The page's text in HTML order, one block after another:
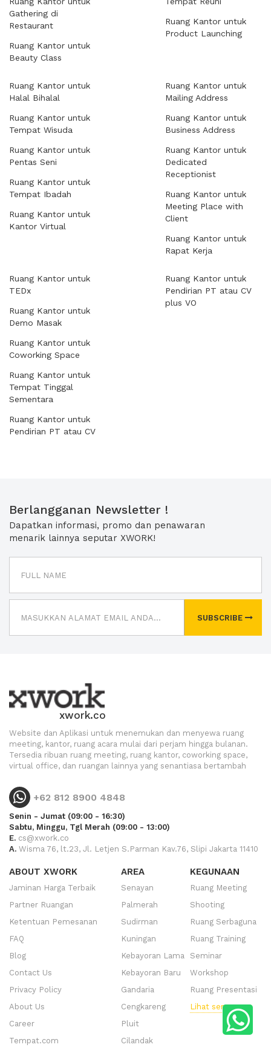
Gathering di
Restaurant
Ruang Kantor untuk
Beauty Class
Ruang Kantor untuk
Product Launching
Ruang Kantor untuk
Halal Bihalal
Ruang Kantor untuk
Tempat Wisuda
Ruang Kantor untuk
Pentas Seni
Ruang Kantor untuk
Tempat Ibadah
Ruang Kantor untuk
Kantor Virtual
Ruang Kantor untuk
Mailing Address
Ruang Kantor untuk
Business Address
Ruang Kantor untuk
Dedicated
Receptionist
Ruang Kantor untuk
Meeting Place with
Client
Ruang Kantor untuk
Rapat Kerja
Ruang Kantor untuk
TEDx
Ruang Kantor untuk
Demo Masak
Ruang Kantor untuk
Coworking Space
Ruang Kantor untuk
Tempat Tinggal
Sementara
Ruang Kantor untuk
Pendirian PT atau CV
Ruang Kantor untuk
Pendirian PT atau CV
plus VO
Berlangganan Newsletter !
Dapatkan informasi, promo dan penawaran
menarik lainnya seputar XWORK!
SUBSCRIBE
xwork.co
Website dan Aplikasi untuk menemukan dan menyewa ruang
meeting, kantor, ruang acara mulai dari perjam hingga bulanan.
Tersedia ribuan ruang meeting, ruang kantor, coworking space,
virtual office, dan ruangan lainnya yang senantiasa bertambah
+62 812 8900 4848
Senin - Jumat (09:00 - 16:30)
Sabtu, Minggu, Tgl Merah (09:00 - 13:00)
E. cs@xwork.co
A. Wisma 76, lt.23, Jl. Letjen S.Parman Kav.76, Slipi Jakarta 11410
ABOUT XWORK
Jaminan Harga Terbaik
Partner Ruangan
Ketentuan Pemesanan
FAQ
Blog
Contact Us
Privacy Policy
About Us
Career
Tempat.com
AREA
Senayan
Palmerah
Sudirman
Kuningan
Kebayoran Lama
Kebayoran Baru
Gandaria
Cengkareng
Pluit
Cilandak
KEGUNAAN
Ruang Meeting
Shooting
Ruang Serbaguna
Ruang Training
Seminar
Workshop
Ruang Presentasi
Lihat semua